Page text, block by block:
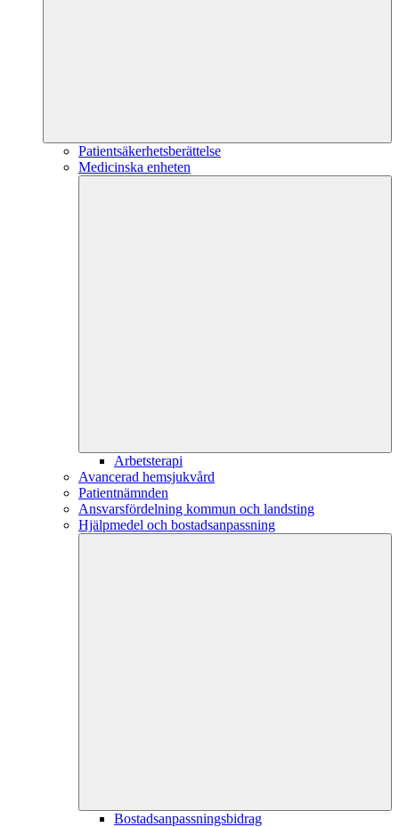
Patientsäkerhetsberättelse
Medicinska enheten
Arbetsterapi
Avancerad hemsjukvård
Patientnämnden
Ansvarsfördelning kommun och landsting
Hjälpmedel och bostadsanpassning
Bostadsanpassningsbidrag